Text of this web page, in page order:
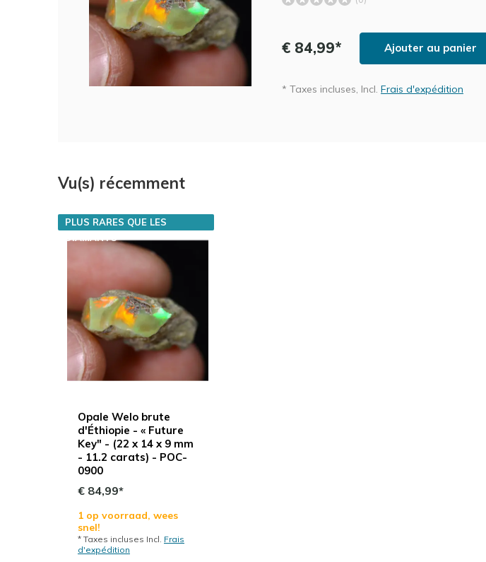
€ 84,99* Ajouter au panier
* Taxes incluses, Incl. Frais d'expédition
Vu(s) récemment
Opale Welo brute
d'Éthiopie - « Future
Key" - (22 x 14 x 9 mm
- 11.2 carats) - POC-
0900
PLUS RARES QUE LES
DIAMANTS
€ 84,99*
1 op voorraad, wees
snel!
* Taxes incluses Incl. Frais
d'expédition